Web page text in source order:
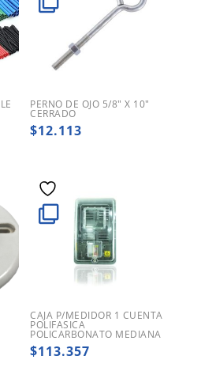
PERNO DE OJO 5/8″ X 10″
CERRADO
$12.113
CAJA P/MEDIDOR 1 CUENTA
POLIFASICA
POLICARBONATO MEDIANA
$113.357